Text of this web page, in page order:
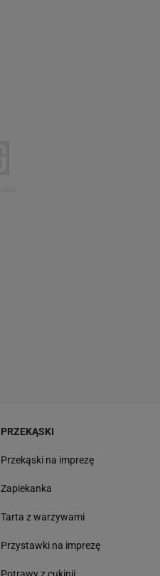
PRZEKĄSKI
Przekąski na imprezę
Zapiekanka
Tarta z warzywami
Przystawki na imprezę